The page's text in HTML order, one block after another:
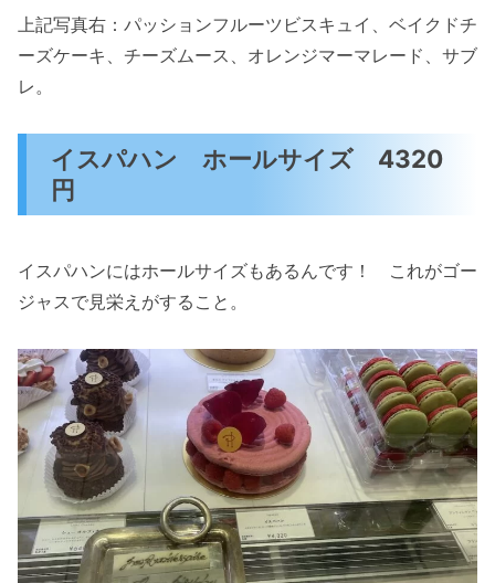
上記写真右：パッションフルーツビスキュイ、ベイクドチ
ーズケーキ、チーズムース、オレンジマーマレード、サブ
レ。
イスパハン ホールサイズ 4320
円
イスパハンにはホールサイズもあるんです！ これがゴー
ジャスで見栄えがすること。